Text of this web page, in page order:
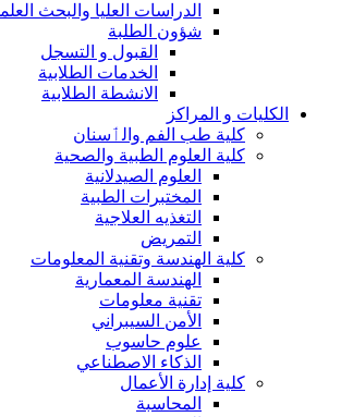
الدراسات العليا والبحث
شؤون الطلبة
القبول و التسجل
الخدمات الطلابية
الانشطة الطلابية
الكليات و المراكز
كلية طب الفم والٲسنان
كلية العلوم الطبية والصحية
العلوم الصيدلانية
المختبرات الطبية
التغذيه العلاجية
التمريض
كلية الهندسة وتقنية المعلومات
الهندسة المعمارية
تقنية معلومات
الأمن السيبراني
علوم حاسوب
الذكاء الاصطناعي
كلية إدارة الأعمال
المحاسبة